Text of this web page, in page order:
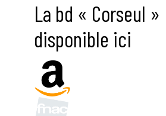
La bd « Corseul »
disponible ici